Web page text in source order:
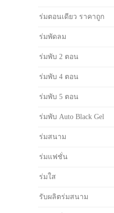
ร่มตอนเดียว ราคาถูก
ร่มพัดลม
ร่มพับ 2 ตอน
ร่มพับ 4 ตอน
ร่มพับ 5 ตอน
ร่มพับ Auto Black Gel
ร่มสนาม
ร่มแฟชั่น
ร่มใส
รับผลิตร่มสนาม